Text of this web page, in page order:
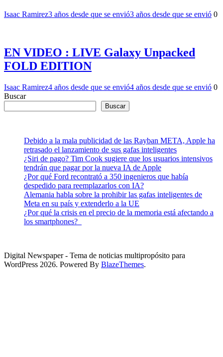
Isaac Ramirez3 años desde que se envió3 años desde que se envió 0
EN VIDEO : LIVE Galaxy Unpacked
FOLD EDITION
Isaac Ramirez4 años desde que se envió4 años desde que se envió 0
Buscar
Buscar
Debido a la mala publicidad de las Rayban META, Apple ha
retrasado el lanzamiento de sus gafas inteligentes
¿Siri de pago? Tim Cook sugiere que los usuarios intensivos
tendrán que pagar por la nueva IA de Apple
¿Por qué Ford recontrató a 350 ingenieros que había
despedido para reemplazarlos con IA?
Alemania habla sobre la prohibir las gafas inteligentes de
Meta en su país y extenderlo a la UE
¿Por qué la crisis en el precio de la memoria está afectando a
los smartphones?
Digital Newspaper - Tema de noticias multipropósito para
WordPress 2026. Powered By BlazeThemes.